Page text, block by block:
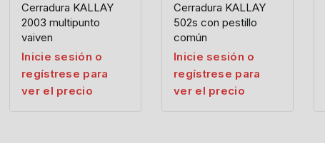
Cerradura KALLAY
2003 multipunto
vaiven
Inicie sesión o
regístrese para
ver el precio
Cerradura KALLAY
502s con pestillo
común
Inicie sesión o
regístrese para
ver el precio